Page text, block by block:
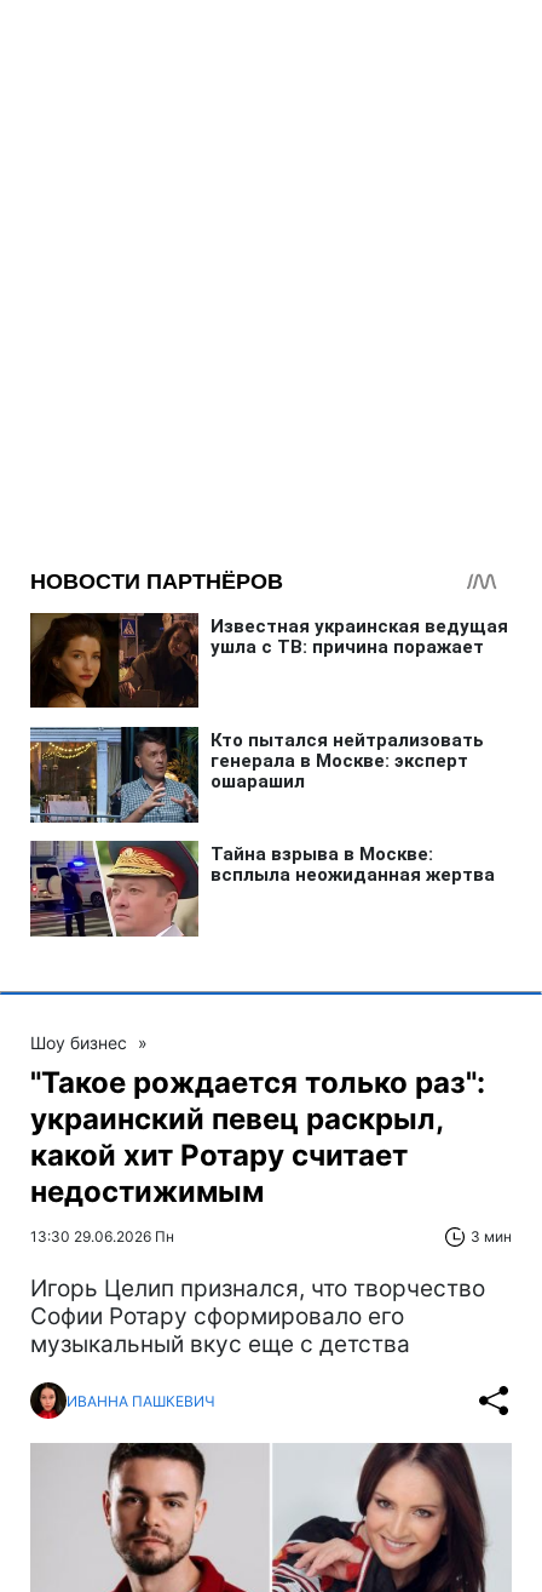
Шоу бизнес »
"Такое рождается только раз":
украинский певец раскрыл,
какой хит Ротару считает
недостижимым
13:30 29.06.2026 Пн 3 мин
Игорь Целип признался, что творчество
Софии Ротару сформировало его
музыкальный вкус еще с детства
ИВАННА ПАШКЕВИЧ